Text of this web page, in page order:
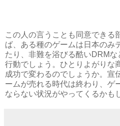
この人の言うことも同意できる
ば、ある種のゲームは日本のみ
たり、非難を浴びる酷いDRM
行動でしょう。ひとりよがりな
成功で変わるのでしょうか。宣
ームが売れる時代は終わり、ゲ
ならない状況がやってくるかも